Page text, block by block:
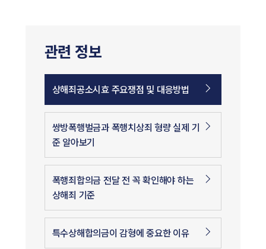
관련 정보
상해죄공소시효 주요쟁점 및 대응방법
쌍방폭행벌금과 폭행치상죄 형량 실제 기
준 알아보기
폭행죄합의금 전달 전 꼭 확인해야 하는
상해죄 기준
특수상해합의금이 감형에 중요한 이유